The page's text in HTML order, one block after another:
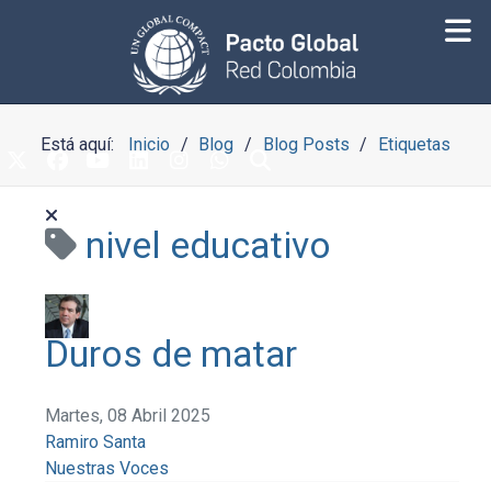
Está aquí: Inicio Blog Blog Posts Etiquetas
nivel educativo
Duros de matar
Martes, 08 Abril 2025
Ramiro Santa
Nuestras Voces